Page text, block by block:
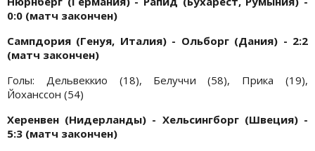
0:0 (матч закончен)
Сампдория (Генуя, Италия) - Ольборг (Дания) - 2:2
(матч закончен)
Голы: Дельвеккио (18), Белуччи (58), Прика (19),
Йоханссон (54)
Херенвен (Нидерланды) - Хельсингборг (Швеция) -
5:3 (матч закончен)